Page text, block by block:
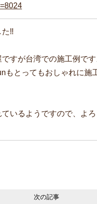
‼
すが台湾での施工例です
もとってもおしゃれに施
いるようですので、よ
次の記事